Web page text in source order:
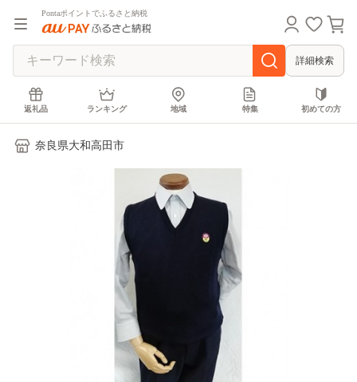
Pontaポイントでふるさと納税
詳細検索
返礼品 ランキング 地域 特集 初めての方
奈良県大和高田市